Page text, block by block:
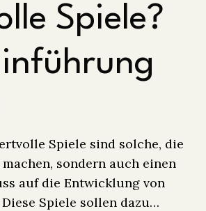
Spiele?
Spiele sind solche, die
sondern auch einen
auf die Entwicklung von
Spiele sollen dazu…